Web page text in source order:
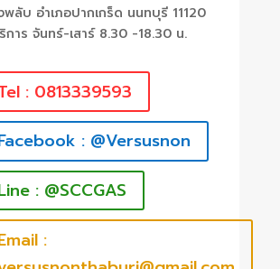
ลับ อำเภอปากเกร็ด นนทบุรี 11120
การ จันทร์-เสาร์ 8.30 -18.30 น.
: 0813339593
: @Versusnon
: @SCCGAS
: